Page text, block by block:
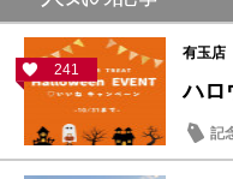
241
有玉店
ハロ
記